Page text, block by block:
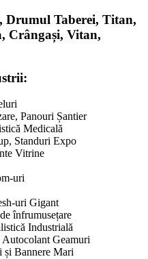
Drumul Taberei, Titan,
Crângași, Vitan,
Panouri Șantier
Medicală
Standuri Expo
Vitrine
uri
uri Gigant
înfrumusețare
Industrială
Geamuri
și Bannere Mari